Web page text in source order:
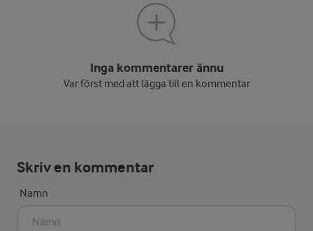
Inga kommentarer ännu
Var först med att lägga till en kommentar
Skriv en kommentar
Namn